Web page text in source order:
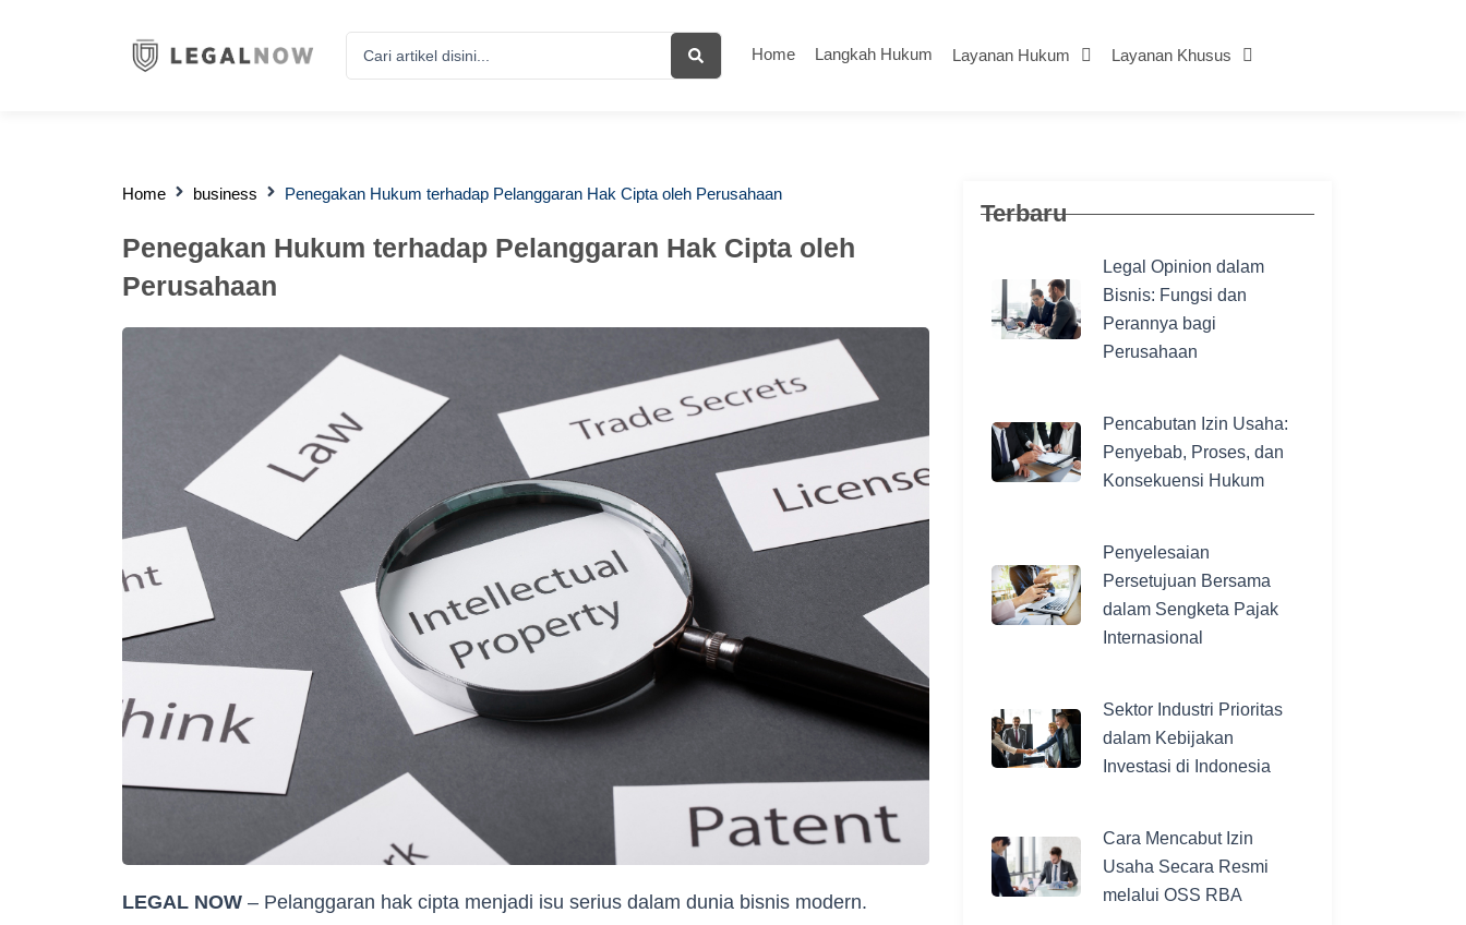
Home Langkah Hukum Layanan Hukum Layanan Khusus
Home business Penegakan Hukum terhadap Pelanggaran Hak Cipta oleh Perusahaan
Penegakan Hukum terhadap Pelanggaran Hak Cipta oleh
Perusahaan
LEGAL NOW – Pelanggaran hak cipta menjadi isu serius dalam dunia bisnis modern.
Terbaru
Legal Opinion dalam
Bisnis: Fungsi dan
Perannya bagi
Perusahaan
Pencabutan Izin Usaha:
Penyebab, Proses, dan
Konsekuensi Hukum
Penyelesaian
Persetujuan Bersama
dalam Sengketa Pajak
Internasional
Sektor Industri Prioritas
dalam Kebijakan
Investasi di Indonesia
Cara Mencabut Izin
Usaha Secara Resmi
melalui OSS RBA